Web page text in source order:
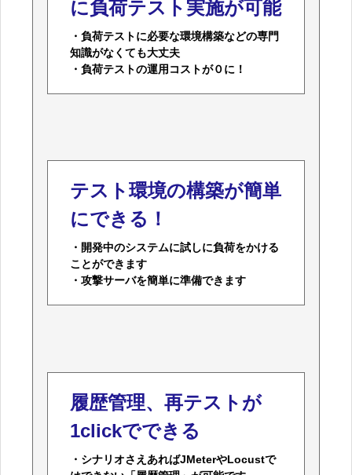
に負荷テスト実施が可能
・負荷テストに必要な環境構築などの専門
知識がなくても大丈夫
・負荷テストの運用コストが０に！
テスト環境の構築が簡単
にできる！
・開発中のシステムに試しに負荷をかける
ことができます
・攻撃サーバを簡単に準備できます
履歴管理、再テストが
1clickでできる
・シナリオさえあればJMeterやLocustで